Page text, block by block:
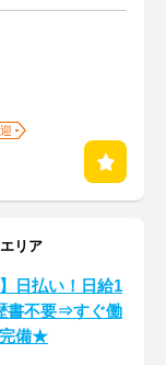
リア
日払い！日給1
書不要⇒すぐ働
完備★